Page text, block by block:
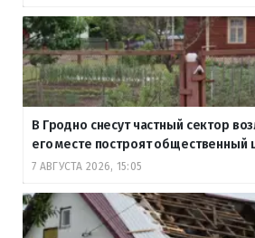
В Гродно снесут частный сектор
его месте построят общественный
7 АВГУСТА 2026, 15:05